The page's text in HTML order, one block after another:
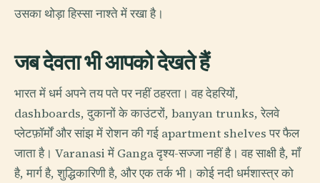
उसका थोड़ा हिस्सा नाश्ते में रखा है।
जब देवता भी आपको देखते हैं
भारत में धर्म अपने तय पते पर नहीं ठहरता। वह देहरियों,
dashboards, दुकानों के काउंटरों, banyan trunks, रेलवे
प्लेटफ़ॉर्मों और सांझ में रोशन की गई apartment shelves पर फैल
जाता है। Varanasi में Ganga दृश्य-सज्जा नहीं है। वह साक्षी है, माँ
है, मार्ग है, शुद्धिकारिणी है, और एक तर्क भी। कोई नदी धर्मशास्त्र को